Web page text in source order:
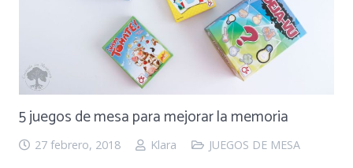
5 juegos de mesa para mejorar la memoria
27 febrero, 2018 Klara JUEGOS DE MESA